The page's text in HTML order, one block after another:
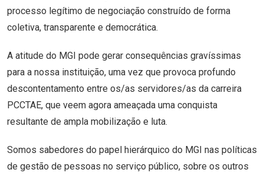
processo legítimo de negociação construído de forma
coletiva, transparente e democrática.
A atitude do MGI pode gerar consequências gravíssimas
para a nossa instituição, uma vez que provoca profundo
descontentamento entre os/as servidores/as da carreira
PCCTAE, que veem agora ameaçada uma conquista
resultante de ampla mobilização e luta.
Somos sabedores do papel hierárquico do MGI nas políticas
de gestão de pessoas no serviço público, sobre os outros